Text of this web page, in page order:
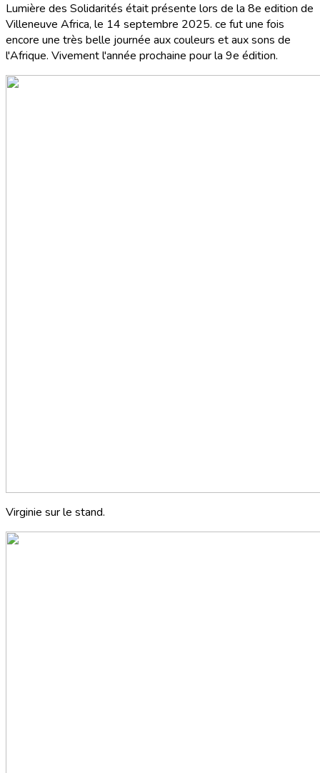
Lumière des Solidarités était présente lors de la 8e edition de
Villeneuve Africa, le 14 septembre 2025. ce fut une fois
encore une très belle journée aux couleurs et aux sons de
l'Afrique. Vivement l'année prochaine pour la 9e édition.
Virginie sur le stand.